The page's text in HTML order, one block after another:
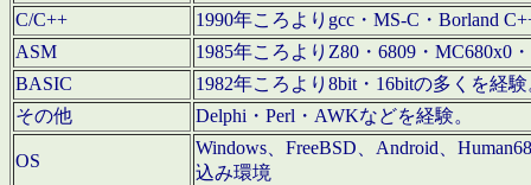
C/C++
1990年ころよりgcc・MS-C・Borland
ASM
1985年ころよりZ80・6809・MC680x0
BASIC
1982年ころより8bit・16bitの多くを経
その他
Delphi・Perl・AWKなどを経験。
OS
Windows、FreeBSD、Android、
込み環境